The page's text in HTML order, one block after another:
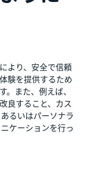
より、安全で信頼
験を提供するため
。また、例えば、
良すること、カス
るいはパーソナラ
ケーションを行っ